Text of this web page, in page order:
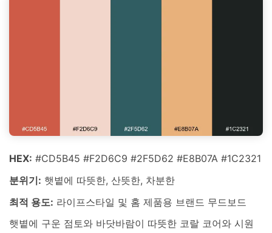
HEX: #CD5B45 #F2D6C9 #2F5D62 #E8B07A #1C2321
분위기: 햇볕에 따뜻한, 산뜻한, 차분한
최적 용도: 라이프스타일 및 홈 제품용 브랜드 무드보드
햇볕에 구운 점토와 바닷바람이 따뜻한 코랄 코어와 시원